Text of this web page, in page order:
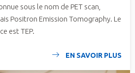
sous le nom de PET scan,
Positron Emission Tomography. Le
est TEP.
EN SAVOIR PLUS